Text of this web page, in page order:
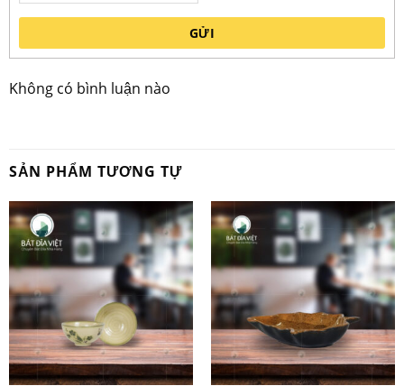
GỬI
Không có bình luận nào
SẢN PHẨM TƯƠNG TỰ